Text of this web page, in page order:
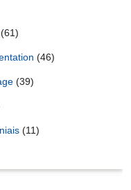
(61)
(46)
(39)
(11)